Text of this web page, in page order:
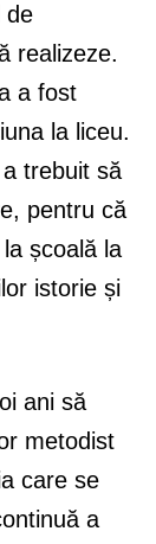
de
realizeze.
a fost
la liceu.
trebuit să
pentru că
școală la
istorie și
ani să
metodist
care se
a